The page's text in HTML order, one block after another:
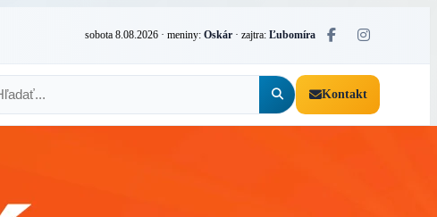
sobota 8.08.2026 · meniny: Oskár · zajtra: Ľubomíra
Kontakt